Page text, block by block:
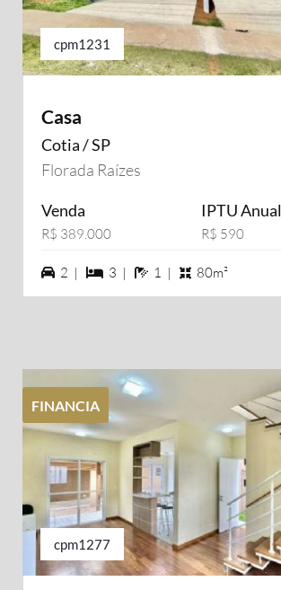
cpm1231
Casa
Cotia / SP
Florada Raízes
Venda
R$ 389.000
IPTU Anual
R$ 590
2 vagas na garagem
2 | 3 dormiórios
3 | 1 banheiros
1 | 80m²
FINANCIA
cpm1277